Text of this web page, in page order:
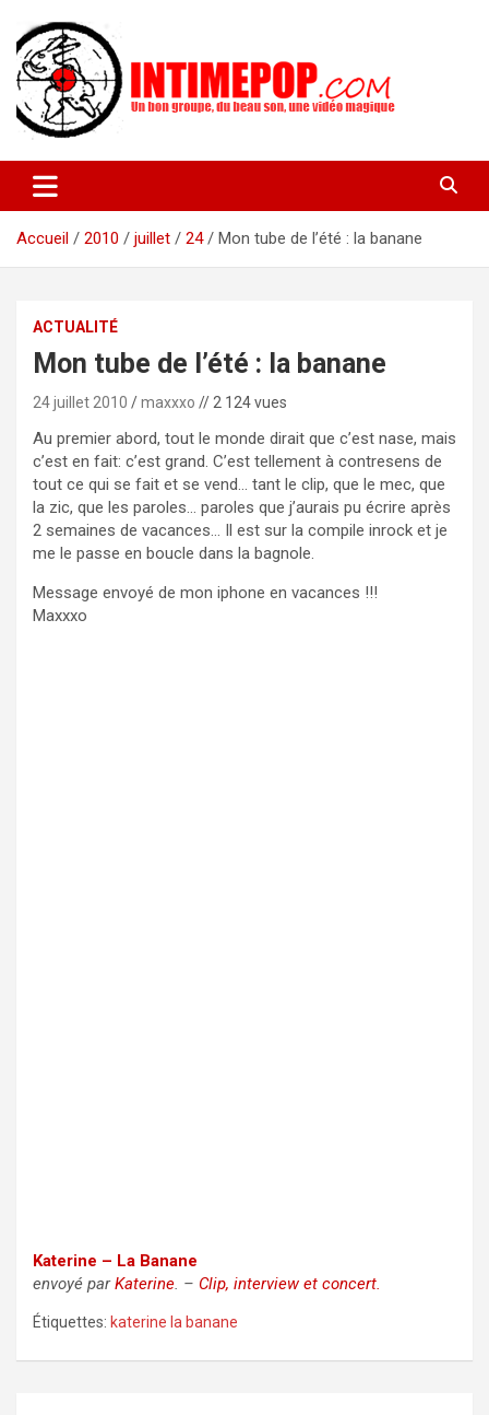
contenu
intimepop.com
actuelles pop rock, post-rock, indé sur Lyon. rock pop concert
lyon
Accueil
2010 juillet 24 Mon tube de l’été : la banane
ACTUALITÉ
Mon tube de l’été : la banane
24 juillet 2010 maxxxo // 2 124 vues
Au premier abord, tout le monde dirait que c’est nase, mais
c’est en fait: c’est grand. C’est tellement à contresens de
tout ce qui se fait et se vend… tant le clip, que le mec, que
la zic, que les paroles… paroles que j’aurais pu écrire après
2 semaines de vacances… Il est sur la compile inrock et je
me le passe en boucle dans la bagnole.
Message envoyé de mon iphone en vacances !!!
Maxxxo
Katerine – La Banane
envoyé parKaterine. – Clip, interview et concert.
Étiquettes: katerine la banane